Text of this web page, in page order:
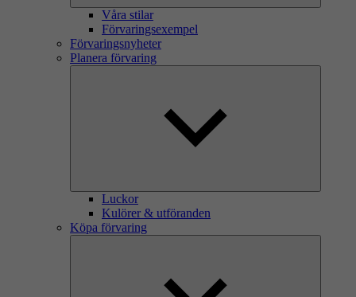
Våra stilar
Förvaringsexempel
Förvaringsnyheter
Planera förvaring
Luckor
Kulörer & utföranden
Köpa förvaring